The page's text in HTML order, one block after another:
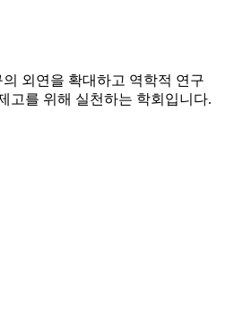
외연을 확대하고 역학적 연구
고를 위해 실천하는 학회입니다.